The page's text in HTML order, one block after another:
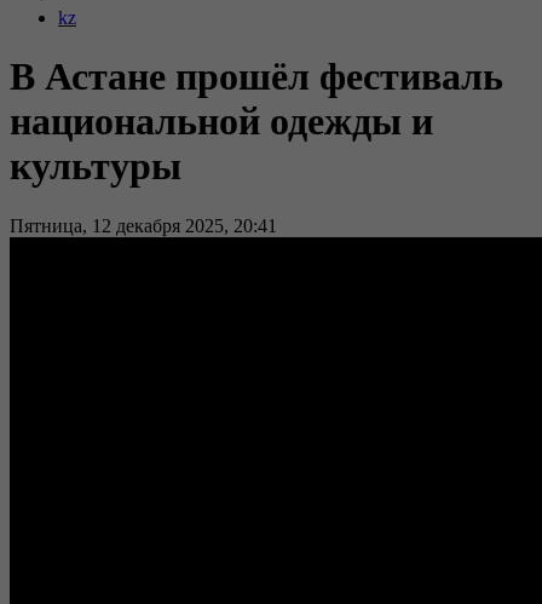
kz
В Астане прошёл фестиваль
национальной одежды и
культуры
Пятница, 12 декабря 2025, 20:41